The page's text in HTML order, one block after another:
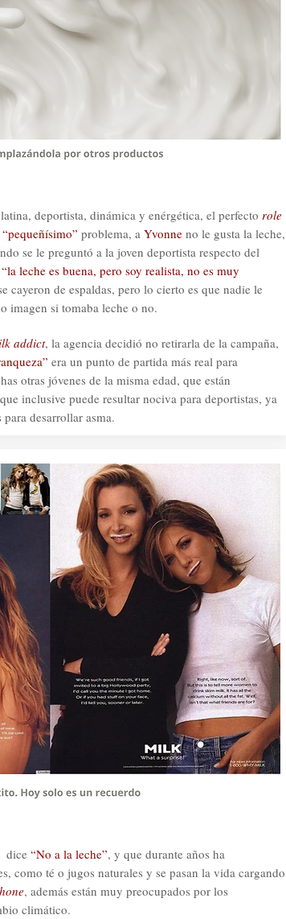
deportista, dinámica y enérgética, el perfecto role
“pequeñísimo” problema, a Yvonneno le gusta la leche,
se le preguntó a la joven deportista respecto del
“la leche es buena, pero soy realista, no es muy
de espaldas, pero lo cierto es que nadie le
imagen si tomaba leche o no.
addict, la agencia decidió no retirarla de la campaña,
era un punto de partida más real para
otras jóvenes de la misma edad, que están
inclusive puede resultar nociva para deportistas, ya
desarrollar asma.
dice “No a la leche”, y que durante años ha
como té o jugos naturales y se pasan la vida cargando
, además están muy preocupados por los
climático.